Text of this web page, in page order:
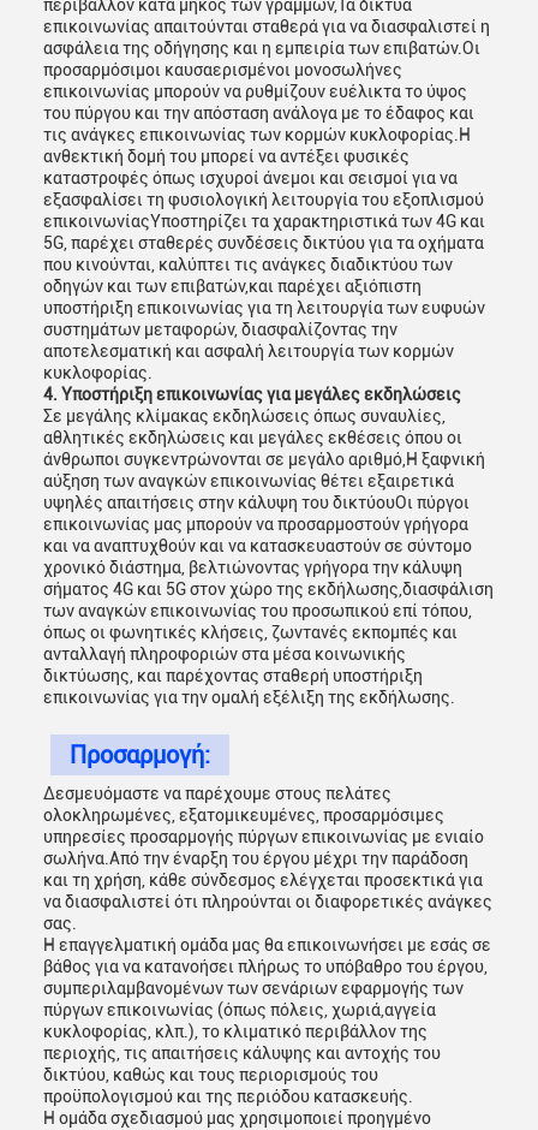
περιβάλλον κατά μήκος των γραμμών,Τα δίκτυα
επικοινωνίας απαιτούνται σταθερά για να διασφαλιστεί η
ασφάλεια της οδήγησης και η εμπειρία των επιβατών.Οι
προσαρμόσιμοι καυσαερισμένοι μονοσωλήνες
επικοινωνίας μπορούν να ρυθμίζουν ευέλικτα το ύψος
του πύργου και την απόσταση ανάλογα με το έδαφος και
τις ανάγκες επικοινωνίας των κορμών κυκλοφορίας.Η
ανθεκτική δομή του μπορεί να αντέξει φυσικές
καταστροφές όπως ισχυροί άνεμοι και σεισμοί για να
εξασφαλίσει τη φυσιολογική λειτουργία του εξοπλισμού
επικοινωνίαςΥποστηρίζει τα χαρακτηριστικά των 4G και
5G, παρέχει σταθερές συνδέσεις δικτύου για τα οχήματα
που κινούνται, καλύπτει τις ανάγκες διαδικτύου των
οδηγών και των επιβατών,και παρέχει αξιόπιστη
υποστήριξη επικοινωνίας για τη λειτουργία των ευφυών
συστημάτων μεταφορών, διασφαλίζοντας την
αποτελεσματική και ασφαλή λειτουργία των κορμών
κυκλοφορίας.
4. Υποστήριξη επικοινωνίας για μεγάλες εκδηλώσεις
Σε μεγάλης κλίμακας εκδηλώσεις όπως συναυλίες,
αθλητικές εκδηλώσεις και μεγάλες εκθέσεις όπου οι
άνθρωποι συγκεντρώνονται σε μεγάλο αριθμό,Η ξαφνική
αύξηση των αναγκών επικοινωνίας θέτει εξαιρετικά
υψηλές απαιτήσεις στην κάλυψη του δικτύουΟι πύργοι
επικοινωνίας μας μπορούν να προσαρμοστούν γρήγορα
και να αναπτυχθούν και να κατασκευαστούν σε σύντομο
χρονικό διάστημα, βελτιώνοντας γρήγορα την κάλυψη
σήματος 4G και 5G στον χώρο της εκδήλωσης,διασφάλιση
των αναγκών επικοινωνίας του προσωπικού επί τόπου,
όπως οι φωνητικές κλήσεις, ζωντανές εκπομπές και
ανταλλαγή πληροφοριών στα μέσα κοινωνικής
δικτύωσης, και παρέχοντας σταθερή υποστήριξη
επικοινωνίας για την ομαλή εξέλιξη της εκδήλωσης.
Προσαρμογή:
Δεσμευόμαστε να παρέχουμε στους πελάτες
ολοκληρωμένες, εξατομικευμένες, προσαρμόσιμες
υπηρεσίες προσαρμογής πύργων επικοινωνίας με ενιαίο
σωλήνα.Από την έναρξη του έργου μέχρι την παράδοση
και τη χρήση, κάθε σύνδεσμος ελέγχεται προσεκτικά για
να διασφαλιστεί ότι πληρούνται οι διαφορετικές ανάγκες
σας.
Η επαγγελματική ομάδα μας θα επικοινωνήσει με εσάς σε
βάθος για να κατανοήσει πλήρως το υπόβαθρο του έργου,
συμπεριλαμβανομένων των σενάριων εφαρμογής των
πύργων επικοινωνίας (όπως πόλεις, χωριά,αγγεία
κυκλοφορίας, κλπ.), το κλιματικό περιβάλλον της
περιοχής, τις απαιτήσεις κάλυψης και αντοχής του
δικτύου, καθώς και τους περιορισμούς του
προϋπολογισμού και της περιόδου κατασκευής.
Η ομάδα σχεδιασμού μας χρησιμοποιεί προηγμένο